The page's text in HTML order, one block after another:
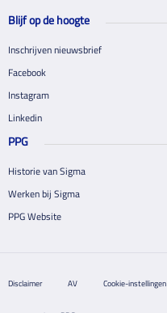
Blijf op de hoogte
Inschrijven nieuwsbrief
Facebook
Instagram
Linkedin
PPG
Historie van Sigma
Werken bij Sigma
PPG Website
Disclaimer AV Cookie-instellingen